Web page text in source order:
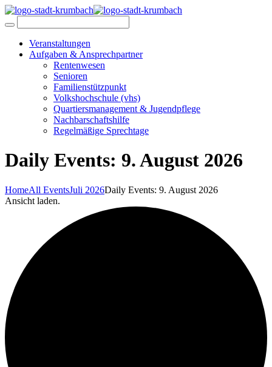
Veranstaltungen
Aufgaben & Ansprechpartner
Rentenwesen
Senioren
Familienstützpunkt
Volkshochschule (vhs)
Quartiersmanagement & Jugendpflege
Nachbarschaftshilfe
Regelmäßige Sprechtage
Daily Events: 9. August 2026
HomeAll EventsJuli 2026Daily Events: 9. August 2026
Ansicht laden.